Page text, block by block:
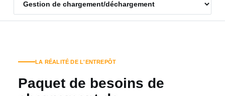
LA RÉALITÉ DE L'ENTREPÔT
Paquet de besoins de